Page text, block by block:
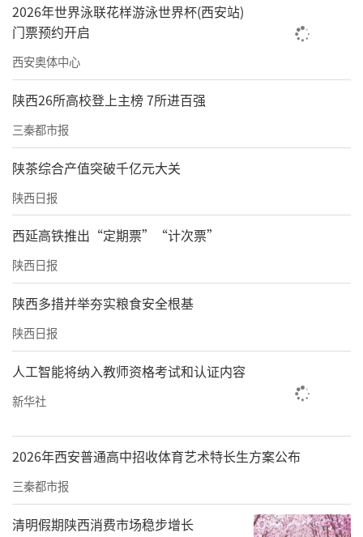
2026年世界泳联花样游泳世界杯(西安站)
门票预约开启
西安奥体中心
陕西26所高校登上主榜 7所进百强
三秦都市报
陕茶综合产值突破千亿元大关
陕西日报
西延高铁推出“定期票”“计次票”
陕西日报
陕西多措并举夯实粮食安全根基
陕西日报
人工智能将纳入教师资格考试和认证内容
新华社
2026年西安普通高中招收体育艺术特长生方案公布
三秦都市报
清明假期陕西消费市场稳步增长